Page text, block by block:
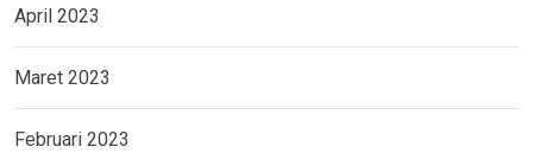
April 2023
Maret 2023
Februari 2023